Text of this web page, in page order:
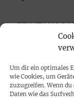
Um dir ein optimales
wie Cookies, um
zuzugreifen. Wenn
Daten wie das
Mediadaten
PROKOMPAKT
Impressum